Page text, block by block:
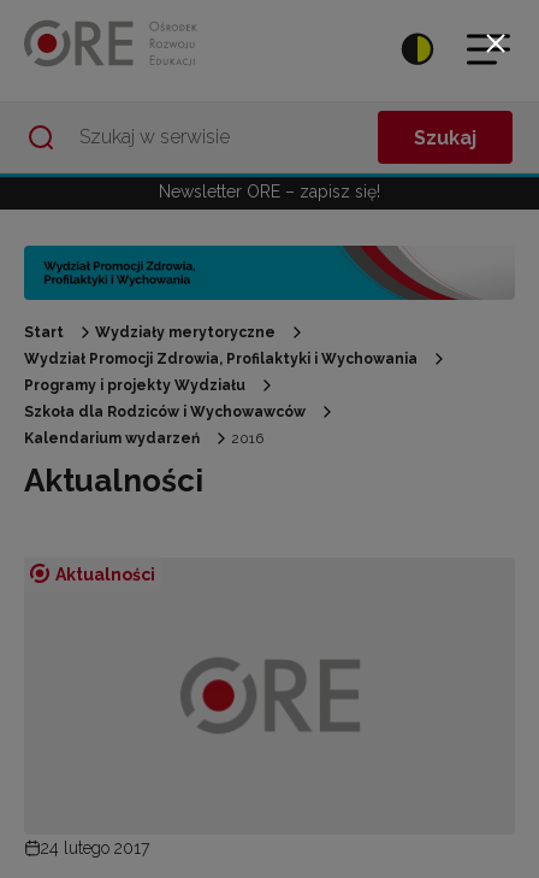
Szukaj
Newsletter ORE – zapisz się!
Start
Wydziały merytoryczne
Wydział Promocji Zdrowia, Profilaktyki i Wychowania
Programy i projekty Wydziału
Szkoła dla Rodziców i Wychowawców
Kalendarium wydarzeń
2016
Aktualności
Aktualności
24 lutego 2017